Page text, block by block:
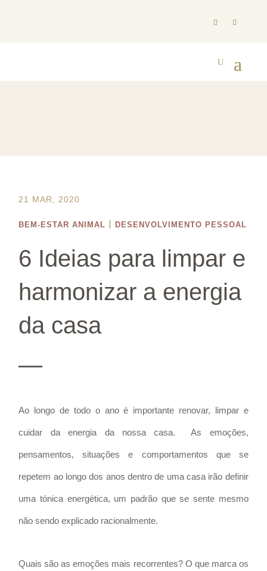
21 MAR, 2020
BEM-ESTAR ANIMAL | DESENVOLVIMENTO PESSOAL
6 Ideias para limpar e
harmonizar a energia
da casa
—
Ao longo de todo o ano é importante renovar, limpar e
cuidar da energia da nossa casa. As emoções,
pensamentos, situações e comportamentos que se
repetem ao longo dos anos dentro de uma casa irão definir
uma tónica energética, um padrão que se sente mesmo
não sendo explicado racionalmente.
Quais são as emoções mais recorrentes? O que marca os